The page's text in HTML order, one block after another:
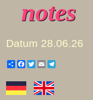
notes
Datum 28.06.26
Share
Facebook
Twitter
Email